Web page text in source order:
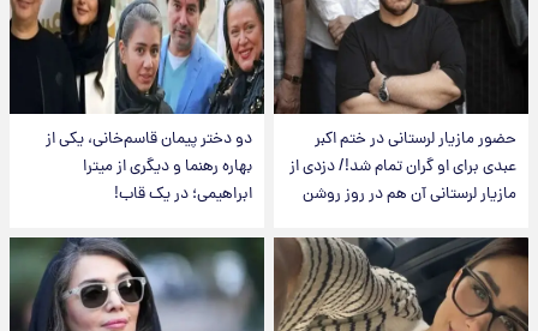
حضور مازیار لرستانی در ختم اکبر
عبدی برای او گران تمام شد!/ دزدی از
مازیار لرستانی آن هم در روز روشن
دو دختر پیمان قاسم‌خانی، یکی از
بهاره رهنما و دیگری از میترا
ابراهیمی؛ در یک قاب!